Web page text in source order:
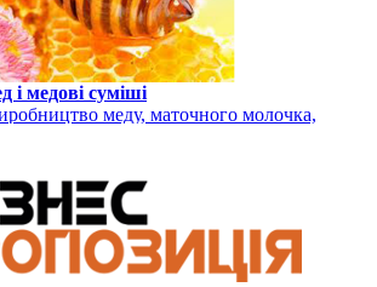
і медові суміші
меду, маточного молочка,